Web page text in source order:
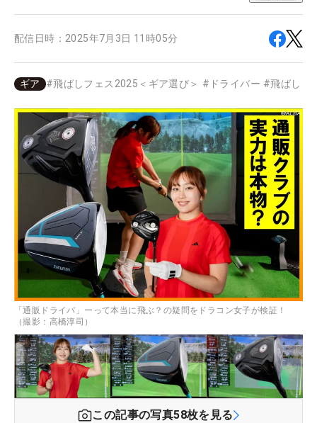
配信日時： 2025年7月3日 11時05分
ギア #飛ばしフェス2025＜ギア選び＞ # ドライバー #飛ばし
「通販ドライバ」ーって本当に飛ぶ？の疑問をドラコン女子が検証！
（撮影：高橋淳司）
この記事の写真58枚を見る